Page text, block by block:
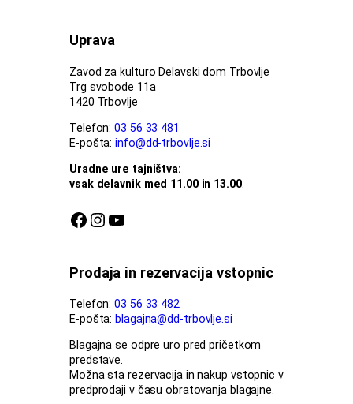
Uprava
Zavod za kulturo Delavski dom Trbovlje
Trg svobode 11a
1420 Trbovlje
Telefon:03 56 33 481
E-pošta:info@dd-trbovlje.si
Uradne ure tajništva:
vsak delavnik med 11.00 in 13.00.
Facebook stran DDT Instagram profil DDT Youtube kanal DDT
Prodaja in rezervacija vstopnic
Telefon:03 56 33 482
E-pošta: blagajna@dd-trbovlje.si
Blagajna se odpre uro pred pričetkom
predstave.
Možna sta rezervacija in nakup vstopnic v
predprodaji v času obratovanja blagajne.